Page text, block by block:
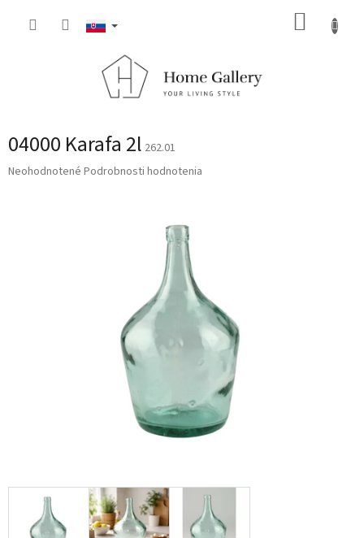
04000 Karafa 2l 262.01
Priemerné
Neohodnotené Podrobnosti hodnotenia